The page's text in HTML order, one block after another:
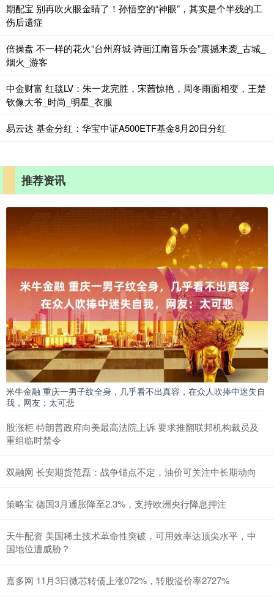
期配宝 别再吹火眼金睛了！孙悟空的“神眼”，其实是个半残的工
伤后遗症
倍操盘 不一样的花火“台州府城·诗画江南音乐会”震撼来袭_古城_
烟火_游客
中金财富 红毯LV：朱一龙完胜，宋茜惊艳，周冬雨面相变，王楚
钦像大爷_时尚_明星_衣服
易云达 基金分红：华宝中证A500ETF基金8月20日分红
推荐资讯
米牛金融 重庆一男子纹全身，几乎看不出真容，在众人吹捧中迷失自
我，网友：太可悲
股涨柜 特朗普政府向美最高法院上诉 要求推翻联邦机构裁员及
重组临时禁令
双融网 长安期货范磊：战争锚点不定，油价可关注中长期动向
策略宝 德国3月通胀降至2.3%，支持欧洲央行降息押注
天牛配资 美国稀土技术革命性突破，可用效率达顶尖水平，中
国地位遭威胁？
嘉多网 11月3日微芯转债上涨072%，转股溢价率2727%